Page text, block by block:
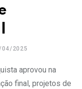
04/2025
aprovou na
final, projetos de